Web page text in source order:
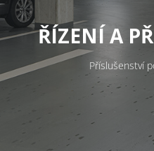
ŘÍZENÍ A
Příslušenství